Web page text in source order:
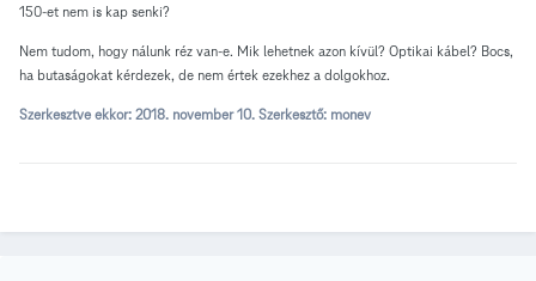
150-et nem is kap senki?
Nem tudom, hogy nálunk réz van-e. Mik lehetnek azon kívül? Optikai kábel? Bocs,
ha butaságokat kérdezek, de nem értek ezekhez a dolgokhoz.
Szerkesztve ekkor: 2018. november 10. Szerkesztő: monev